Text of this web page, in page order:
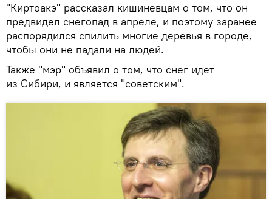
"Киртоакэ" рассказал кишиневцам о том, что он
предвидел снегопад в апреле, и поэтому заранее
распорядился спилить многие деревья в городе,
чтобы они не падали на людей.
Также "мэр" объявил о том, что снег идет
из Сибири, и является "советским".